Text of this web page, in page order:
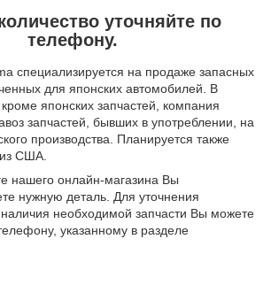
уточняйте по
телефону.
специализируется на продаже запасных
для японских автомобилей. В
японских запчастей, компания
запчастей, бывших в употреблении, на
производства. Планируется также
из США.
нашего онлайн-магазина Вы
нужную деталь. Для уточнения
необходимой запчасти Вы можете
указанному в разделе